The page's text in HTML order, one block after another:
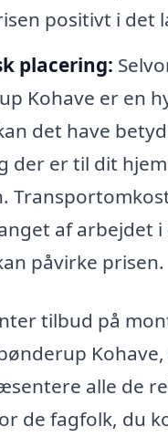
positivt i det
placering:
Kohave er en
det have
der er til dit
af arbejdet i
påvirke prisen.
tilbud på
alle de
de fagfolk, du